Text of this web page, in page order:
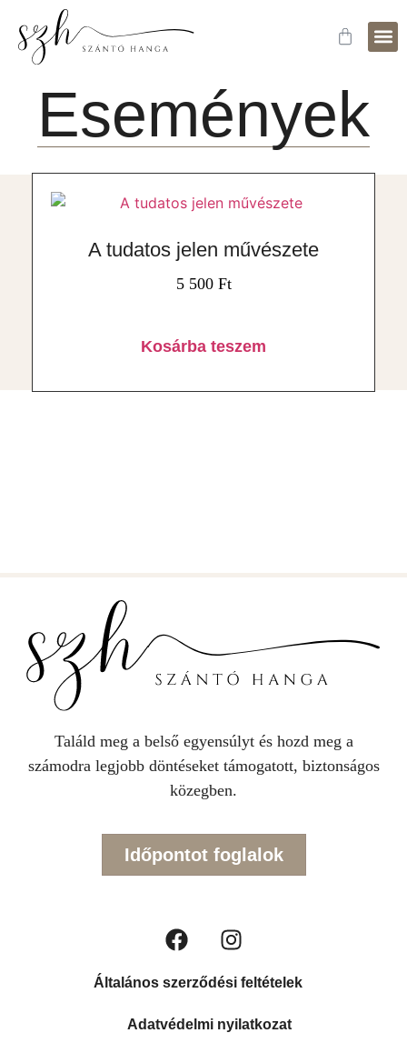
Események
A tudatos jelen művészete
5 500 Ft
Kosárba teszem
Találd meg a belső egyensúlyt és hozd meg a
számodra legjobb döntéseket támogatott, biztonságos
közegben.
Időpontot foglalok
Általános szerződési feltételek
Adatvédelmi nyilatkozat